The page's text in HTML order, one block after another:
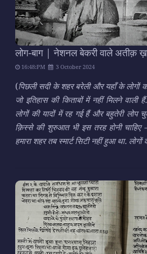
लोग-बाग | नेशनल बेकरी वाले अतीक़
16:48:PM 3 October 2024
(पिछली सदी के शहर बरेली और यहाँ के लोगों
जो इतिहास की किताबों में नहीं मिलने वाली
लोगों की यादों में रह गई हैं और बहुतेरी लोप
क़िस्से की शुरुआत भी इस तरह होनी
हमारा शहर तब स्मार्ट सिटी नहीं हुआ था. लोगों